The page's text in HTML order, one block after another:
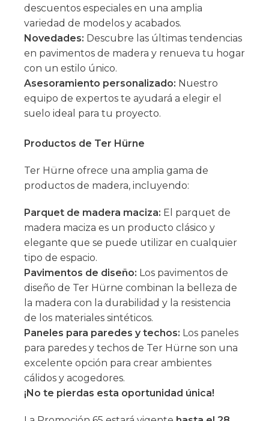
descuentos especiales en una amplia
variedad de modelos y acabados.
Novedades: Descubre las últimas tendencias
en pavimentos de madera y renueva tu hogar
con un estilo único.
Asesoramiento personalizado: Nuestro
equipo de expertos te ayudará a elegir el
suelo ideal para tu proyecto.
Productos de Ter Hürne
Ter Hürne ofrece una amplia gama de
productos de madera, incluyendo:
Parquet de madera maciza: El parquet de
madera maciza es un producto clásico y
elegante que se puede utilizar en cualquier
tipo de espacio.
Pavimentos de diseño: Los pavimentos de
diseño de Ter Hürne combinan la belleza de
la madera con la durabilidad y la resistencia
de los materiales sintéticos.
Paneles para paredes y techos: Los paneles
para paredes y techos de Ter Hürne son una
excelente opción para crear ambientes
cálidos y acogedores.
¡No te pierdas esta oportunidad única!